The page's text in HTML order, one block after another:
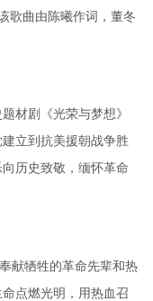
歌曲由陈曦作词，董冬
材剧《光荣与梦想》
立到抗美援朝战争胜
历史致敬，缅怀革命
献牺牲的革命先辈和热
点燃光明，用热血召